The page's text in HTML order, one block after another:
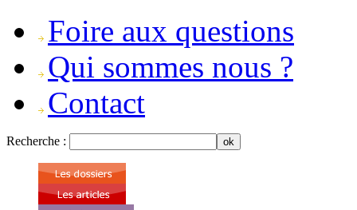
Foire aux questions
Qui sommes nous ?
Contact
Recherche :